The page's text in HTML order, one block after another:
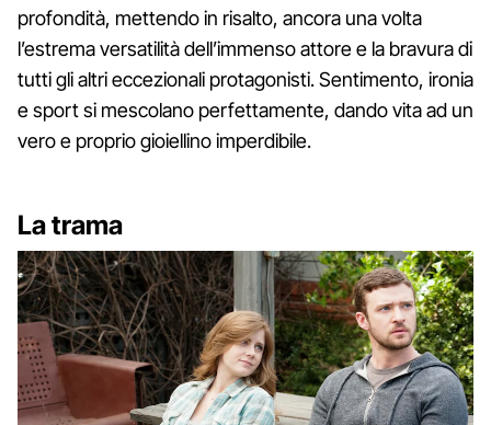
profondità, mettendo in risalto, ancora una volta
l’estrema versatilità dell’immenso attore e la bravura di
tutti gli altri eccezionali protagonisti. Sentimento, ironia
e sport si mescolano perfettamente, dando vita ad un
vero e proprio gioiellino imperdibile.
La trama